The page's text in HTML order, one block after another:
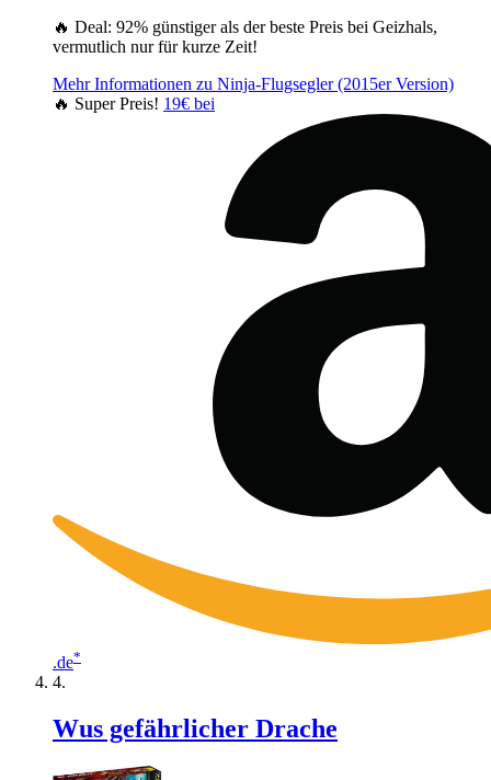
🔥 Deal: 92% günstiger als der beste Preis bei Geizhals,
vermutlich nur für kurze Zeit!
Mehr Informationen zu Ninja-Flugsegler (2015er Version)
🔥 Super Preis! 19€ bei
.de*
Wus gefährlicher Drache